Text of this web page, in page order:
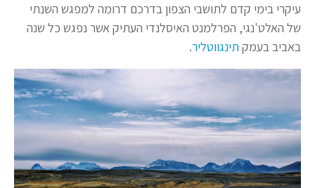
עיקרי בימי קדם לתושבי הצפון בדרכם דרומה למפגש השנתי
של האלט'נגי, הפרלמנט האיסלנדי העתיק אשר נפגש כל שנה
באביב בעמקתינגווטליר.